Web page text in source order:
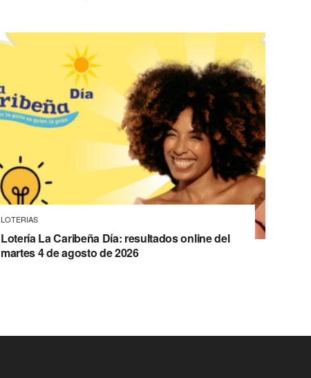
LOTERIAS
Lotería La Caribeña Día: resultados online del
martes 4 de agosto de 2026